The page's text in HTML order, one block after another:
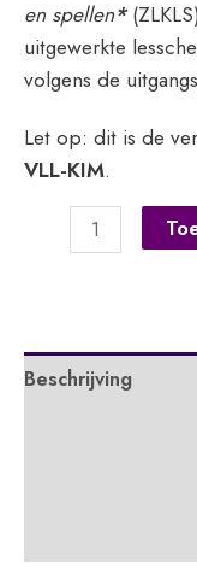
en spellen*
uitgewerkte
volgens de
Let op: dit is de
VLL-KIM.
groep
3
Beschrijving